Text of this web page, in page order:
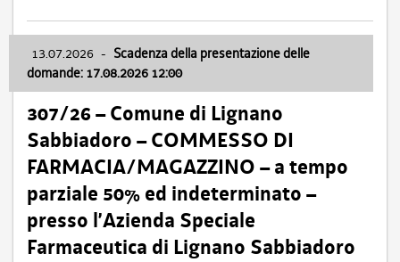
13.07.2026 - Scadenza della presentazione delle
domande: 17.08.2026 12:00
307/26 – Comune di Lignano
Sabbiadoro – COMMESSO DI
FARMACIA/MAGAZZINO – a tempo
parziale 50% ed indeterminato –
presso l’Azienda Speciale
Farmaceutica di Lignano Sabbiadoro